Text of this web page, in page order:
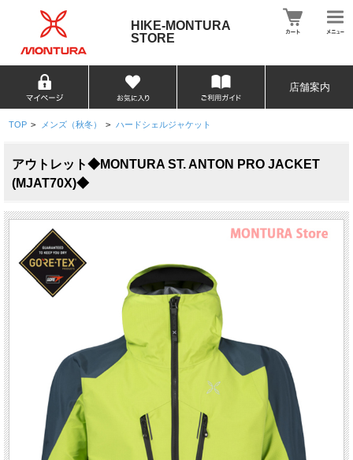
HIKE-MONTURA
STORE
店舗案内
TOP > メンズ（秋冬） > ハードシェルジャケット
アウトレット◆MONTURA ST. ANTON PRO JACKET
(MJAT70X)◆